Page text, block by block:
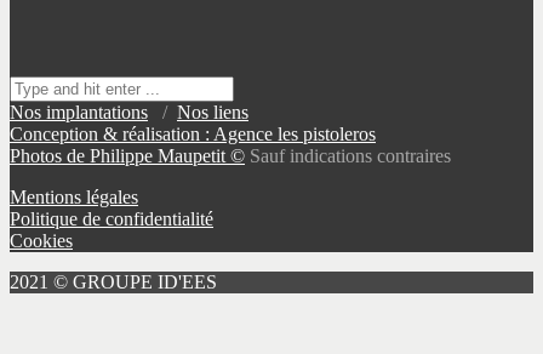
Nos implantations / Nos liens
Conception & réalisation : Agence les pistoleros
Photos de Philippe Maupetit © Sauf indications contraires
Mentions légales
Politique de confidentialité
Cookies
2021 © GROUPE ID'EES